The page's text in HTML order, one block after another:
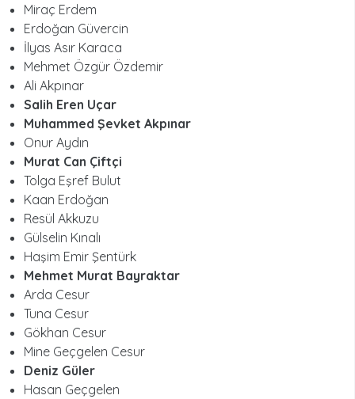
Miraç Erdem
Erdoğan Güvercin
İlyas Asır Karaca
Mehmet Özgür Özdemir
Ali Akpınar
Salih Eren Uçar
Muhammed Şevket Akpınar
Onur Aydın
Murat Can Çiftçi
Tolga Eşref Bulut
Kaan Erdoğan
Resül Akkuzu
Gülselin Kınalı
Haşim Emir Şentürk
Mehmet Murat Bayraktar
Arda Cesur
Tuna Cesur
Gökhan Cesur
Mine Geçgelen Cesur
Deniz Güler
Hasan Geçgelen